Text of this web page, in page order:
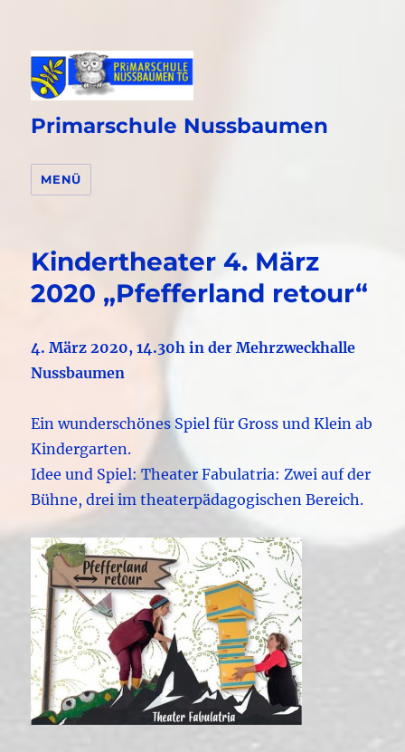
Primarschule Nussbaumen
MENÜ
Kindertheater 4. März
2020 „Pfefferland retour“
4. März 2020, 14.30h in der Mehrzweckhalle
Nussbaumen
Ein wunderschönes Spiel für Gross und Klein ab
Kindergarten.
Idee und Spiel: Theater Fabulatria: Zwei auf der
Bühne, drei im theaterpädagogischen Bereich.